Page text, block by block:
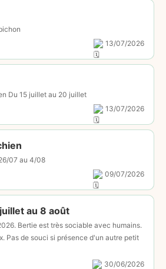
13/07/2026
Du 15 juillet au 20 juillet
13/07/2026
07 au 4/08
09/07/2026
au 8 août
Bertie est très sociable avec humains.
Pas de souci si présence d'un autre petit
30/06/2026